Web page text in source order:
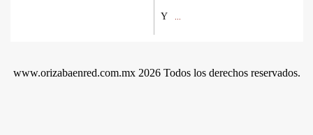
Y
www.orizabaenred.com.mx 2026 Todos los derechos reservados.